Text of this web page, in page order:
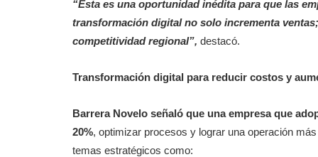
“Esta es una oportunidad inédita para que las
transformación digital no solo incrementa
competitividad regional”, destacó.
Transformación digital para reducir costos y
Barrera Novelo señaló que una empresa que
20%, optimizar procesos y lograr una operación
temas estratégicos como: